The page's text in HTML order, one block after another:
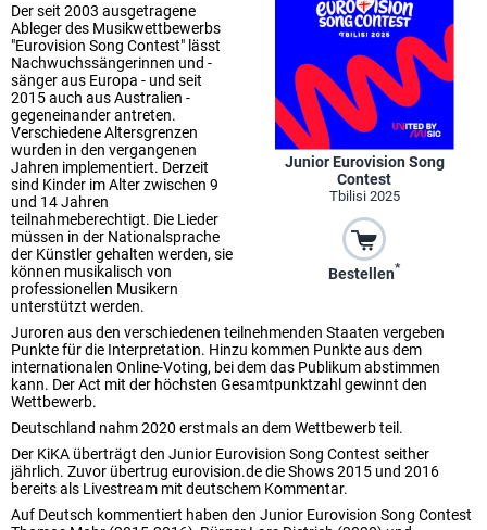
Junior Eurovision Song
Contest
Tbilisi 2025
Bestellen*
Der seit 2003 ausgetragene
Ableger des Musikwettbewerbs
"Eurovision Song Contest" lässt
Nachwuchssängerinnen und -
sänger aus Europa - und seit
2015 auch aus Australien -
gegeneinander antreten.
Verschiedene Altersgrenzen
wurden in den vergangenen
Jahren implementiert. Derzeit
sind Kinder im Alter zwischen 9
und 14 Jahren
teilnahmeberechtigt. Die Lieder
müssen in der Nationalsprache
der Künstler gehalten werden, sie
können musikalisch von
professionellen Musikern
unterstützt werden.
Juroren aus den verschiedenen teilnehmenden Staaten vergeben
Punkte für die Interpretation. Hinzu kommen Punkte aus dem
internationalen Online-Voting, bei dem das Publikum abstimmen
kann. Der Act mit der höchsten Gesamtpunktzahl gewinnt den
Wettbewerb.
Deutschland nahm 2020 erstmals an dem Wettbewerb teil.
Der KiKA überträgt den Junior Eurovision Song Contest seither
jährlich. Zuvor übertrug eurovision.de die Shows 2015 und 2016
bereits als Livestream mit deutschem Kommentar.
Auf Deutsch kommentiert haben den Junior Eurovision Song Contest